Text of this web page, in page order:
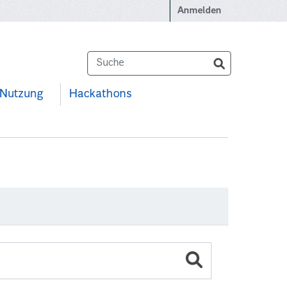
Anmelden
Nutzung Hackathons